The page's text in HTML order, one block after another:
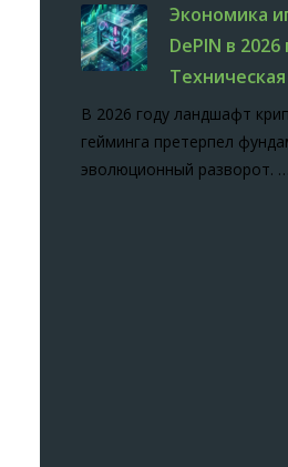
Экономика
DePIN в 2026
В 2026 году ландшафт
гейминга претерпел
эволюционный разворот. …